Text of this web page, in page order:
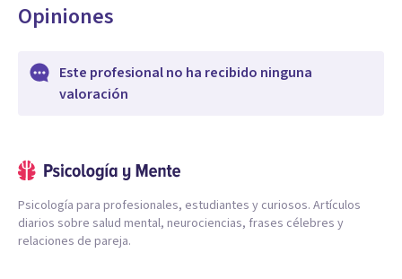
Opiniones
Este profesional no ha recibido ninguna
valoración
Psicología para profesionales, estudiantes y curiosos. Artículos
diarios sobre salud mental, neurociencias, frases célebres y
relaciones de pareja.